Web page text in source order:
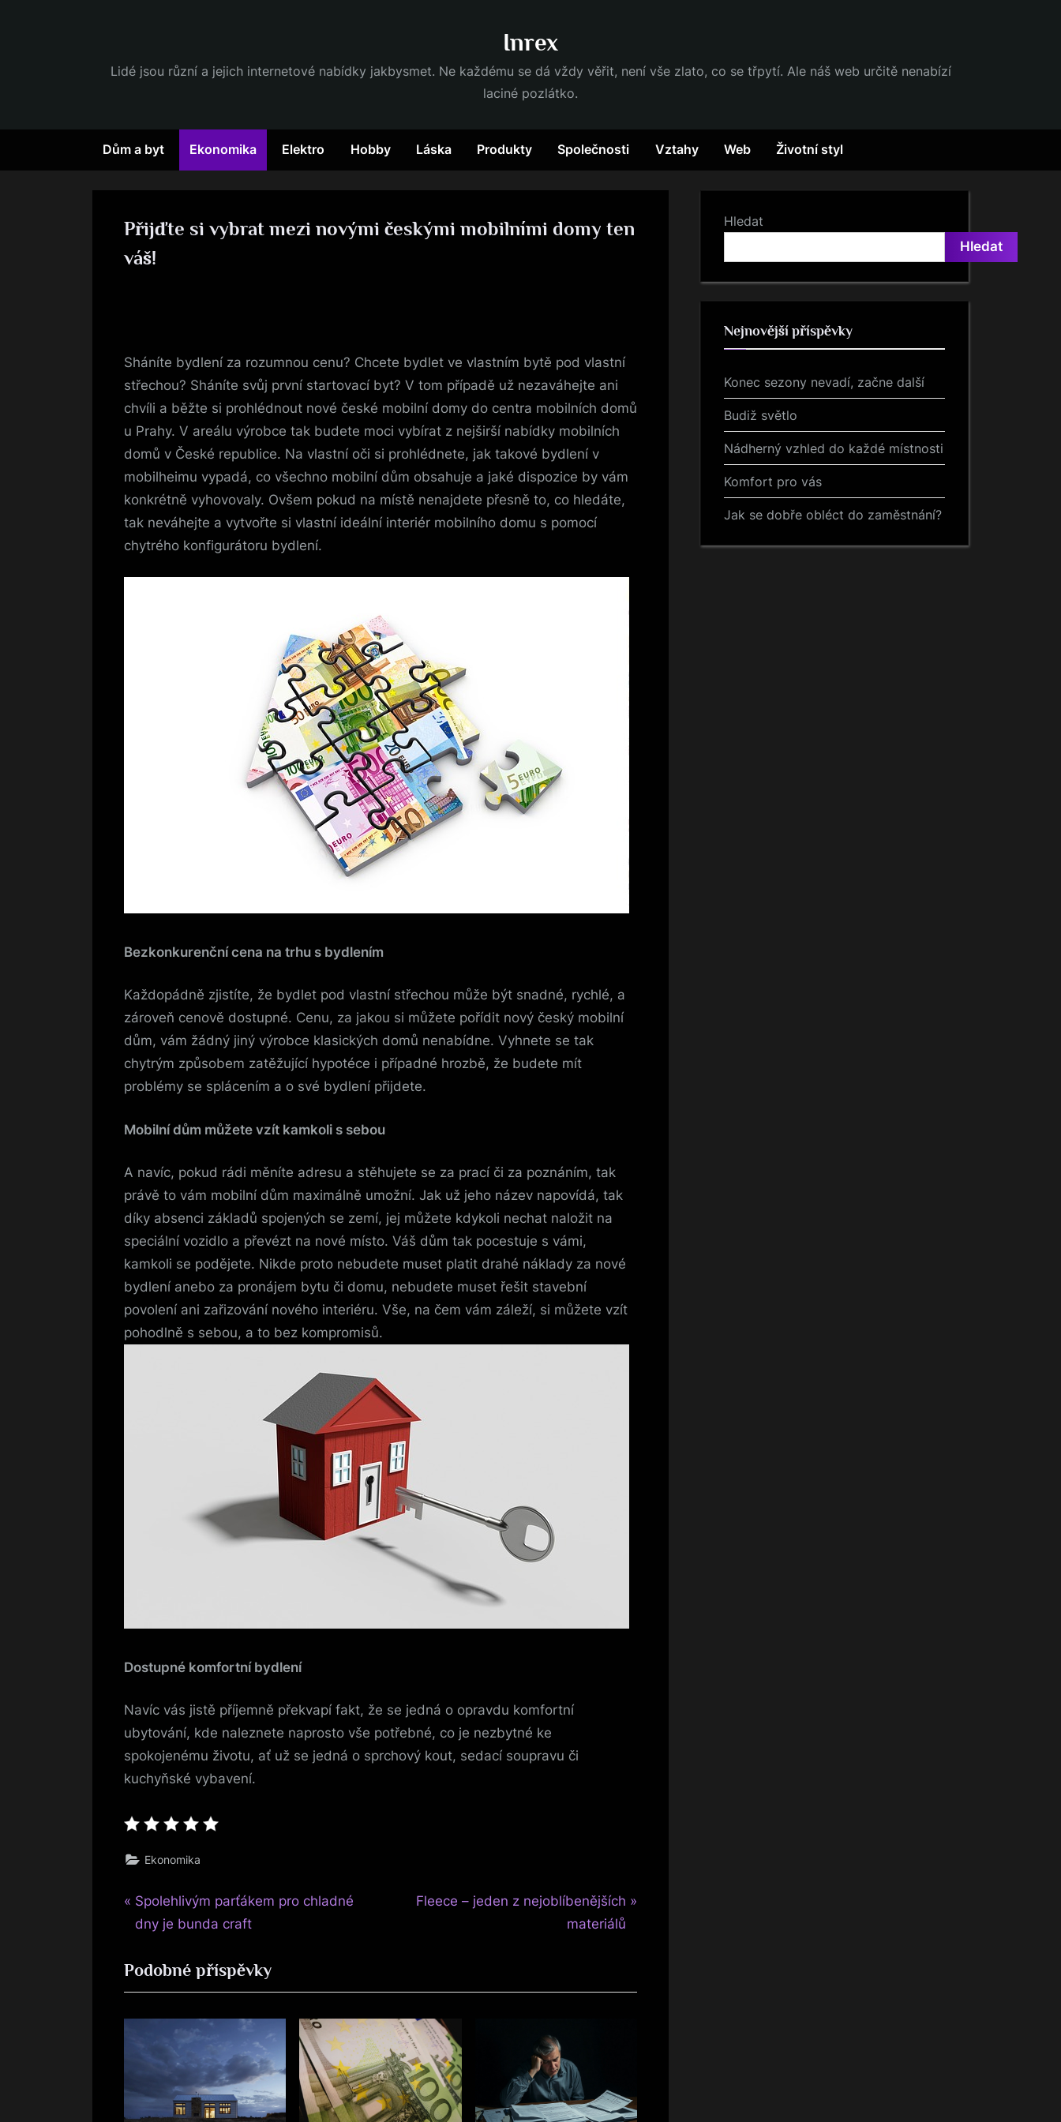
Inrex
Lidé jsou různí a jejich internetové nabídky jakbysmet. Ne každému se dá vždy věřit, není vše zlato, co se třpytí. Ale náš web určitě nenabízí
laciné pozlátko.
Dům a byt Ekonomika Elektro Hobby Láska Produkty Společnosti Vztahy Web Životní styl
Přijďte si vybrat mezi novými českými mobilními domy ten
váš!
Sháníte bydlení za rozumnou cenu? Chcete bydlet ve vlastním bytě pod vlastní
střechou? Sháníte svůj první startovací byt? V tom případě už nezaváhejte ani
chvíli a běžte si prohlédnout nové české mobilní domy do centra mobilních domů
u Prahy. V areálu výrobce tak budete moci vybírat z nejširší nabídky mobilních
domů v České republice. Na vlastní oči si prohlédnete, jak takové bydlení v
mobilheimu vypadá, co všechno mobilní dům obsahuje a jaké dispozice by vám
konkrétně vyhovovaly. Ovšem pokud na místě nenajdete přesně to, co hledáte,
tak neváhejte a vytvořte si vlastní ideální interiér mobilního domu s pomocí
chytrého konfigurátoru bydlení.
Bezkonkurenční cena na trhu s bydlením
Každopádně zjistíte, že bydlet pod vlastní střechou může být snadné, rychlé, a
zároveň cenově dostupné. Cenu, za jakou si můžete pořídit nový český mobilní
dům, vám žádný jiný výrobce klasických domů nenabídne. Vyhnete se tak
chytrým způsobem zatěžující hypotéce i případné hrozbě, že budete mít
problémy se splácením a o své bydlení přijdete.
Mobilní dům můžete vzít kamkoli s sebou
A navíc, pokud rádi měníte adresu a stěhujete se za prací či za poznáním, tak
právě to vám mobilní dům maximálně umožní. Jak už jeho název napovídá, tak
díky absenci základů spojených se zemí, jej můžete kdykoli nechat naložit na
speciální vozidlo a převézt na nové místo. Váš dům tak pocestuje s vámi,
kamkoli se podějete. Nikde proto nebudete muset platit drahé náklady za nové
bydlení anebo za pronájem bytu či domu, nebudete muset řešit stavební
povolení ani zařizování nového interiéru. Vše, na čem vám záleží, si můžete vzít
pohodlně s sebou, a to bez kompromisů.
Dostupné komfortní bydlení
Navíc vás jistě příjemně překvapí fakt, že se jedná o opravdu komfortní
ubytování, kde naleznete naprosto vše potřebné, co je nezbytné ke
spokojenému životu, ať už se jedná o sprchový kout, sedací soupravu či
kuchyňské vybavení.
Ekonomika
Navigace
příspěvek
P
r
v
i
Spolehlivým parťákem pro chladné
dny je bunda craft
N
P
s
t
:
Fleece – jeden z nejoblíbenějších
materiálů
Podobné příspěvky
Hledat
Hledat
Nejnovější příspěvky
Konec sezony nevadí, začne další
Budiž světlo
Nádherný vzhled do každé místnosti
Komfort pro vás
Jak se dobře obléct do zaměstnání?